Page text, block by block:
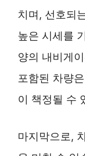
치며, 선호되
높은 시세를
양의 내비게
포함된 차량
이 책정될 수
마지막으로,